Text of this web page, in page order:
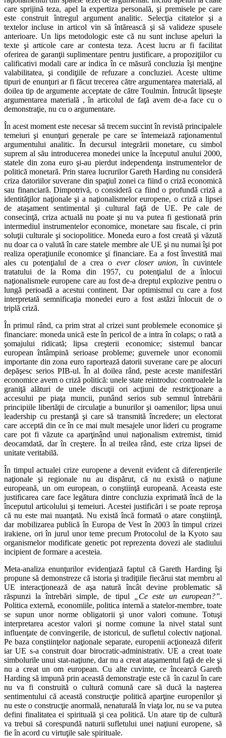
care sprijină teza, apel la expertiza personală, şi premisele pe care
este construit întregul argument analitic. Selecţia citatelor şi a
textelor incluse in articol vin să întărească şi să valideze spusele
anterioare. Un lips metodologic este că nu sunt incluse apeluri la
texte şi articole care ar contesta teza. Acest lucru ar fi facilitat
oferirea de garanţii suplimentare pentru justificare, a propoziţiilor cu
calificativi modali care ar indica în ce măsură concluzia îşi menţine
valabilitatea, şi condiţiile de refuzare a concluziei. Aceste ultime
tipuri de enunţuri ar fi făcut trecerea către argumentarea materială, al
doilea tip de argumente acceptate de către Toulmin. Întrucât lipseşte
argumentarea materială , în articolul de faţă avem de-a face cu o
demonstraţie, nu cu o argumentare.
În acest moment este necesar să trecem succint în revistă principalele
temeiuri şi enunţuri generale pe care se întemeiază raţionamentul
argumentului analitic. În decursul integrării monetare, cu simbol
suprem al său introducerea monedei unice la începutul anului 2000,
statele din zona euro şi-au pierdut independenţa instrumentelor de
politică monetară. Prin starea lucrurilor Gareth Harding nu consideră
criza datoriilor suverane din spaţiul zonei ca fiind o criză economică
sau financiară. Dimpotrivă, o consideră ca fiind o profundă criză a
identităţilor naţionale şi a naţionalismelor europene, o criză a lipsei
de ataşament sentimental şi cultural faţă de UE. Pe cale de
consecinţă, criza actuală nu poate şi nu va putea fi gestionată prin
intermediul instrumentelor economice, monetare sau fiscale, ci prin
soluţii culturale şi sociopolitice. Moneda euro a fost creată şi văzută
nu doar ca o valută în care statele membre ale UE şi nu numai îşi pot
realiza operaţiunile economice şi financiare. Ea a fost învestită mai
ales cu potenţialul de a crea o ever closer union, în cuvintele
tratatului de la Roma din 1957, cu potenţialul de a înlocui
naţionalismele europene care au fost de-a dreptul explozive pentru o
lungă perioadă a acestui continent. Dar optimismul cu care a fost
interpretată semnificaţia monedei euro a fost astăzi înlocuit de o
triplă criză.
În primul rând, ca prim strat al crizei sunt problemele economice şi
financiare: moneda unică este în pericol de a intra în colaps; o rată a
şomajului ridicată; lipsa creşterii economice; sistemul bancar
european întâmpină serioase probleme; guvernele unor economii
importante din zona euro raportează datorii suverane care pe alocuri
depăşesc serios PIB-ul. În al doilea rând, peste aceste manifestări
economice avem o criză politică: unele state reintroduc controalele la
graniţă alături de unele discuţii ori acţiuni de restricţionare a
accesului pe piaţa muncii, punând serios sub semnul întrebării
principiile libertăţii de circulaţie a bunurilor şi oamenilor; lipsa unui
leadership cu prestanţă şi care să transmită încredere; un electorat
care acceptă din ce în ce mai mult mesajele unor lideri cu programe
care pot fi văzute ca aparţinând unui naţionalism extremist, timid
deocamdată, dar în creştere. În al treilea rând, este criza lipsei de
unitate veritabilă.
În timpul actualei crize europene a devenit evident că diferenţierile
naţionale şi regionale nu au dispărut, că nu există o naţiune
europeană, un om european, o conştiinţă europeană. Aceasta este
justificarea care face legătura dintre concluzia exprimată încă de la
începutul articolului şi temeiuri. Acestei justificări i se poate reproşa
că nu este mai nuanţată. Nu există încă formată o atare conştiinţă,
dar mobilizarea publică în Europa de Vest în 2003 în timpul crizei
irakiene, ori în jurul unor teme precum Protocolul de la Kyoto sau
organismelor modificate genetic pot reprezenta dovezi ale stadiului
incipient de formare a acesteia.
Meta-analiza enunţurilor evidenţiază faptul că Gareth Harding îşi
propune să demonstreze că istoria şi tradiţiile fiecărui stat membru al
UE interacţionează de aşa natură încât devine problematic să
răspunzi la întrebări simple, de tipul
„Ce este un european?”.
Politica externă, economiile, politica internă a statelor-membre, toate
se supun unor norme obligatorii şi unor valori comune. Totuşi
interpretarea acestor valori şi norme comune la nivel statal sunt
influenţate de convingerile, de istoricul, de sufletul colectiv naţional.
Pe baza conştiinţelor naţionale separate, europenii acţionează diferit
iar UE s-a construit doar birocratic-administrativ. UE a creat toate
simbolurile unui stat-naţiune, dar nu a creat ataşamentul faţă de ele şi
nu a creat un om european. Cu alte cuvinte, ce încearcă Gareth
Harding să impună prin această demonstraţie este că în cazul în care
nu va fi construită o cultură comună care să ducă la naşterea
sentimentului că această construcţie politică aparţine europenilor şi
nu este o construcţie anormală, nenaturală în viaţa lor, nu se va putea
defini finalitatea ei spirituală şi cea politică. Un atare tip de cultură
va trebui să corespundă naturii sufletului unei naţiuni europene, să
fie în acord cu virtuţile sale spirituale.